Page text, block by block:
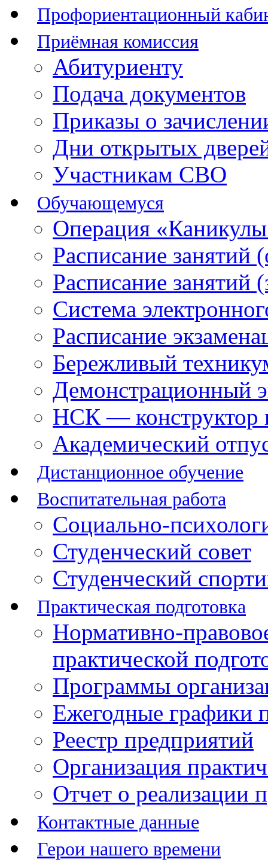
Профориентационный
Приёмная комиссия
Абитуриенту
Подача документов
Приказы о
Дни открытых
Участникам СВО
Обучающемуся
Операция
Расписание занятий
Расписание занятий
Система
Расписание
Бережливый
Демонстрационный
НСК — конструктор
Академический
Дистанционное обучение
Воспитательная работа
Социально-
Студенческий совет
Студенческий
Практическая подготовка
Нормативно-
практической
Программы
Ежегодные графики
Реестр предприятий
Организация
Отчет о реализации
Контактные данные
Герои нашего времени